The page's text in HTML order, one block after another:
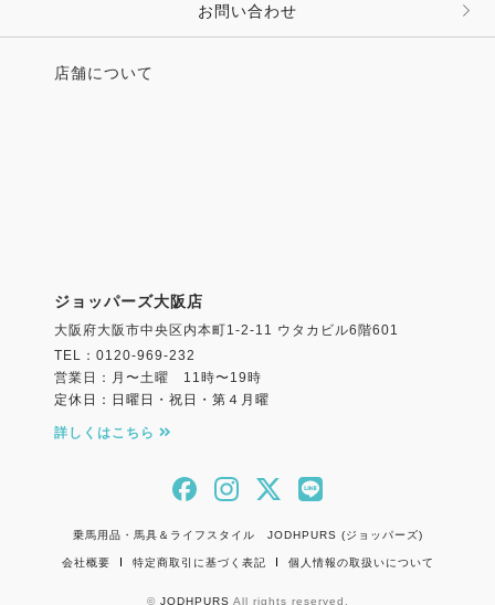
お問い合わせ
店舗について
ジョッパーズ大阪店
大阪府大阪市中央区内本町1-2-11 ウタカビル6階601
TEL：0120-969-232
営業日：月〜土曜 11時〜19時
定休日：日曜日・祝日・第４月曜
詳しくはこちら
乗馬用品・馬具＆ライフスタイル JODHPURS (ジョッパーズ)
会社概要 特定商取引に基づく表記 個人情報の取扱いについて
© JODHPURS All rights reserved.